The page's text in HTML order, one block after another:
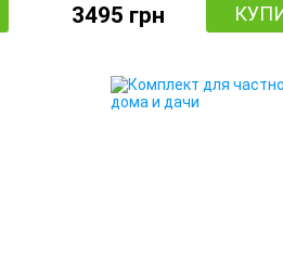
3495 грн